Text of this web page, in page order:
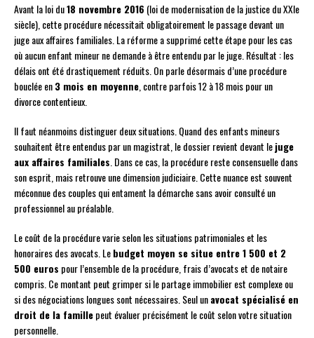
Avant la loi du18 novembre 2016 (loi de modernisation de la justice du XXIe
siècle), cette procédure nécessitait obligatoirement le passage devant un
juge aux affaires familiales. La réforme a supprimé cette étape pour les cas
où aucun enfant mineur ne demande à être entendu par le juge. Résultat : les
délais ont été drastiquement réduits. On parle désormais d’une procédure
bouclée en3 mois en moyenne , contre parfois 12 à 18 mois pour un
divorce contentieux.
Il faut néanmoins distinguer deux situations. Quand des enfants mineurs
souhaitent être entendus par un magistrat, le dossier revient devant lejuge
aux affaires familiales . Dans ce cas, la procédure reste consensuelle dans
son esprit, mais retrouve une dimension judiciaire. Cette nuance est souvent
méconnue des couples qui entament la démarche sans avoir consulté un
professionnel au préalable.
Le coût de la procédure varie selon les situations patrimoniales et les
honoraires des avocats. Lebudget moyen se situe entre 1 500 et 2
500 euros pour l’ensemble de la procédure, frais d’avocats et de notaire
compris. Ce montant peut grimper si le partage immobilier est complexe ou
si des négociations longues sont nécessaires. Seul unavocat spécialisé en
droit de la famillepeut évaluer précisément le coût selon votre situation
personnelle.